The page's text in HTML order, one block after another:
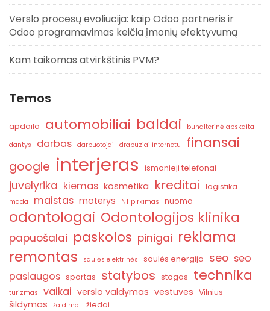
Verslo procesų evoliucija: kaip Odoo partneris ir
Odoo programavimas keičia įmonių efektyvumą
Kam taikomas atvirkštinis PVM?
Temos
apdaila automobiliai baldai
buhalterinė apskaita
dantys
darbas darbuotojai drabuziai internetu finansai
google interjeras ismanieji telefonai
juvelyrika kiemas kosmetika kreditai logistika
mada maistas moterys NT pirkimas nuoma
odontologai Odontologijos klinika
papuošalai paskolos pinigai reklama
remontas
saulės elektrinės saulės energija seo seo
paslaugos sportas statybos stogas technika
turizmas vaikai verslo valdymas vestuves Vilnius
šildymas žaidimai žiedai